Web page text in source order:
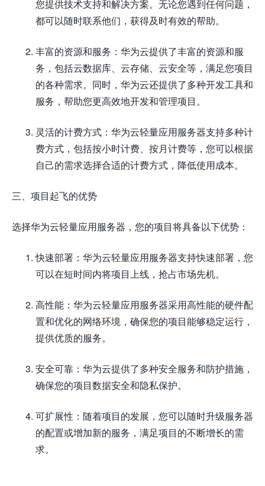
您提供技术支持和解决方案。无论您遇到任何问题，
都可以随时联系他们，获得及时有效的帮助。
丰富的资源和服务：华为云提供了丰富的资源和服
务，包括云数据库、云存储、云安全等，满足您项目
的各种需求。同时，华为云还提供了多种开发工具和
服务，帮助您更高效地开发和管理项目。
灵活的计费方式：华为云轻量应用服务器支持多种计
费方式，包括按小时计费、按月计费等，您可以根据
自己的需求选择合适的计费方式，降低使用成本。
三、项目起飞的优势
选择华为云轻量应用服务器，您的项目将具备以下优势：
快速部署：华为云轻量应用服务器支持快速部署，您
可以在短时间内将项目上线，抢占市场先机。
高性能：华为云轻量应用服务器采用高性能的硬件配
置和优化的网络环境，确保您的项目能够稳定运行，
提供优质的服务。
安全可靠：华为云提供了多种安全服务和防护措施，
确保您的项目数据安全和隐私保护。
可扩展性：随着项目的发展，您可以随时升级服务器
的配置或增加新的服务，满足项目的不断增长的需
求。